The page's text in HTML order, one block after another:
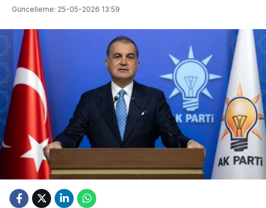
Güncelleme: 25-05-2026 13:59